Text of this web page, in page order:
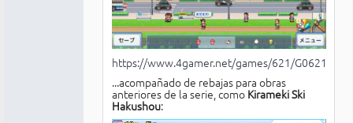
https://www.4gamer.net/games/621/G062115/
...acompañado de rebajas para obras
anteriores de la serie, como Kirameki Ski
Hakushou: